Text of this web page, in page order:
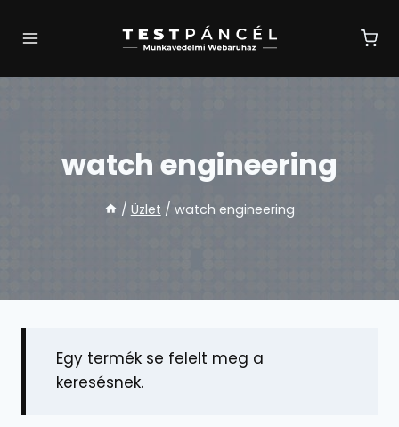
watch engineering
/ Üzlet / watch engineering
Egy termék se felelt meg a
keresésnek.